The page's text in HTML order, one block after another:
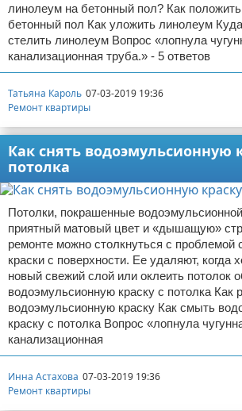
линолеум на бетонный пол? Как
бетонный пол Как уложить линолеум
стелить линолеум Вопрос «лопнула
канализационная труба.» - 5 ответов
Татьяна Кароль 07-03-2019 19:36
Ремонт квартиры
Как снять водоэмульсионную
потолка
Потолки, покрашенные
приятный матовый цвет и «дышащую»
ремонте можно столкнуться с проблемой
краски с поверхности. Ее удаляют, когда
новый свежий слой или оклеить потолок
водоэмульсионную краску с потолка Как
водоэмульсионную краску Как смыть
краску с потолка Вопрос «лопнула
канализационная
Инна Астахова 07-03-2019 19:36
Ремонт квартиры